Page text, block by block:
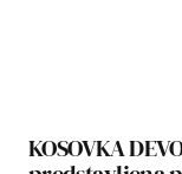
KOSOVKA